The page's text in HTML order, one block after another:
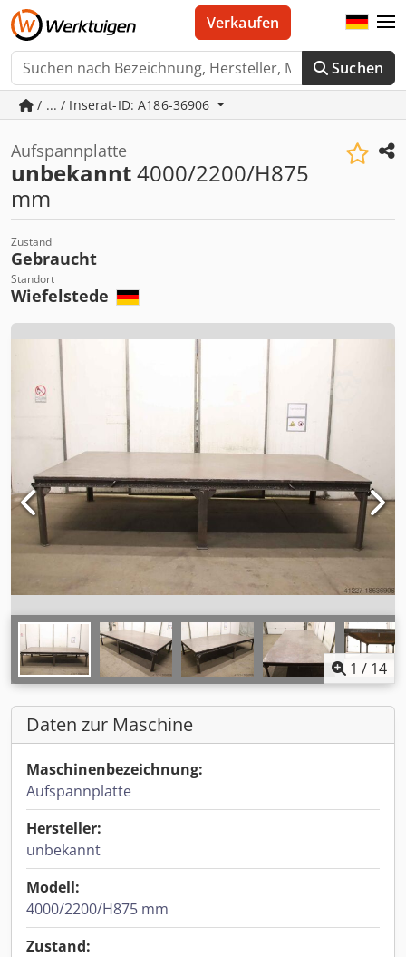
Suchen
Verkaufen
/ ... / Inserat-ID: A186-36906
Aufspannplatte
unbekannt4000/2200/H875
mm
Zustand
Gebraucht
Standort
Wiefelstede
1 / 14
Daten zur Maschine
Maschinenbezeichnung:
Aufspannplatte
Hersteller:
unbekannt
Modell:
4000/2200/H875 mm
Zustand: